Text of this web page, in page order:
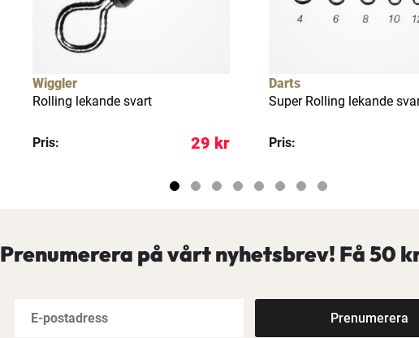
Wiggler
Rolling lekande svart
Pris: 29 kr
Darts
Super Rolling lekande
Pris:
Prenumerera på vårt nyhetsbrev! Få50
Prenumerera